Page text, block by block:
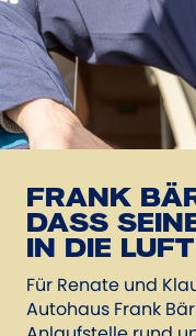
FRANK
DASS
IN DIE
Für Renate und
Autohaus Frank